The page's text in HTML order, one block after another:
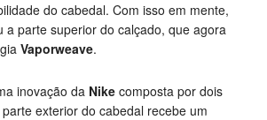
do cabedal. Com isso em mente,
a parte superior do calçado, que agora
Vaporweave.
inovação da Nikecomposta por dois
exterior do cabedal recebe um